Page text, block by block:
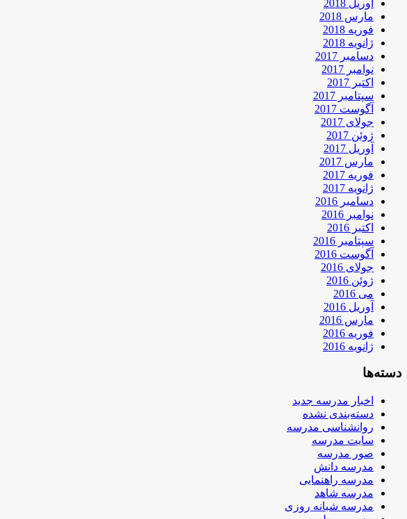
آوریل 2018
مارس 2018
فوریه 2018
ژانویه 2018
دسامبر 2017
نوامبر 2017
اکتبر 2017
سپتامبر 2017
آگوست 2017
جولای 2017
ژوئن 2017
آوریل 2017
مارس 2017
فوریه 2017
ژانویه 2017
دسامبر 2016
نوامبر 2016
اکتبر 2016
سپتامبر 2016
آگوست 2016
جولای 2016
ژوئن 2016
می 2016
آوریل 2016
مارس 2016
فوریه 2016
ژانویه 2016
دسته‌ها
اخبار مدرسه جدید
دسته‌بندی نشده
روانشناسی مدرسه
سایت مدرسه
صور مدرسه
مدرسه دانش
مدرسه راهنمایی
مدرسه شاهد
مدرسه شبانه روزی